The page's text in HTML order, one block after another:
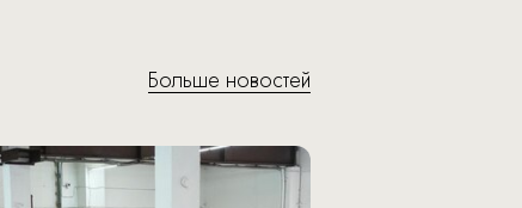
Больше новостей